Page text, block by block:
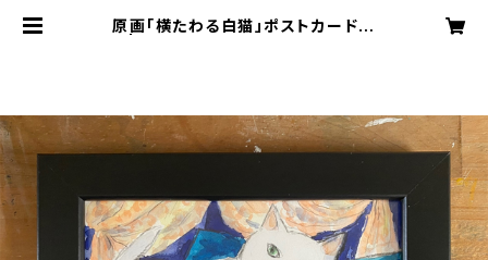
原画「横たわる白猫」ポストカード原